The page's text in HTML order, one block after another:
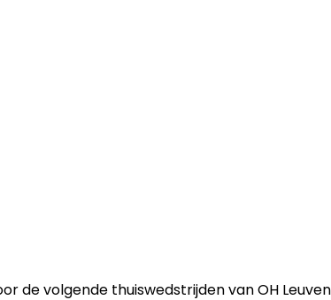
de volgende thuiswedstrijden van OH